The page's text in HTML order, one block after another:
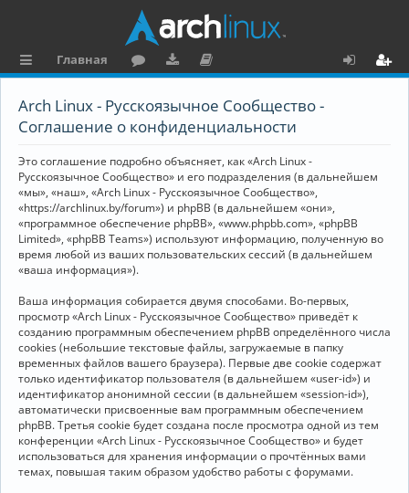
ы
к
и
Главная
ру
ру
и
ку
е
н
та
ц
я
Arch Linux - Русскоязычное Сообщество -
Соглашение о конфиденциальности
Это соглашение подробно объясняет, как «Arch Linux -
Русскоязычное Сообщество» и его подразделения (в дальнейшем
«мы», «наш», «Arch Linux - Русскоязычное Сообщество»,
«https://archlinux.by/forum») и phpBB (в дальнейшем «они»,
«программное обеспечение phpBB», «www.phpbb.com», «phpBB
Limited», «phpBB Teams») используют информацию, полученную во
время любой из ваших пользовательских сессий (в дальнейшем
«ваша информация»).
Ваша информация собирается двумя способами. Во-первых,
просмотр «Arch Linux - Русскоязычное Сообщество» приведёт к
созданию программным обеспечением phpBB определённого числа
cookies (небольшие текстовые файлы, загружаемые в папку
временных файлов вашего браузера). Первые две cookie содержат
только идентификатор пользователя (в дальнейшем «user-id») и
идентификатор анонимной сессии (в дальнейшем «session-id»),
автоматически присвоенные вам программным обеспечением
phpBB. Третья cookie будет создана после просмотра одной из тем
конференции «Arch Linux - Русскоязычное Сообщество» и будет
использоваться для хранения информации о прочтённых вами
темах, повышая таким образом удобство работы с форумами.